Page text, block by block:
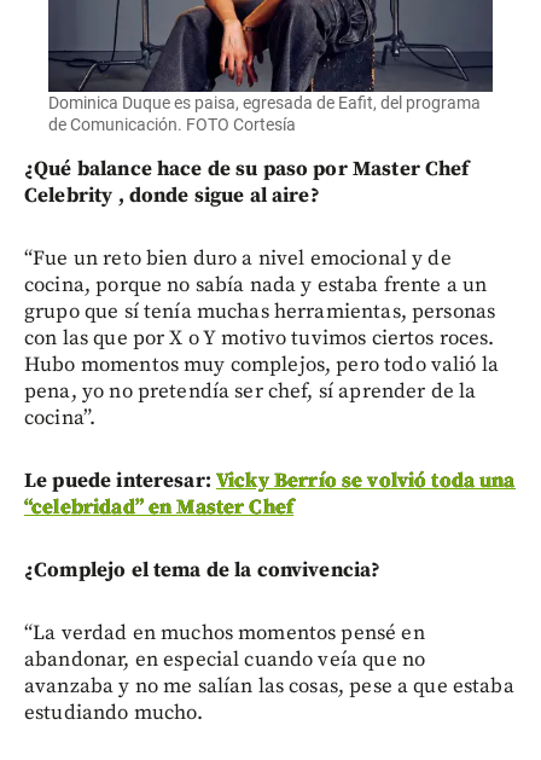
Dominica Duque es paisa, egresada de Eafit, del programa
de Comunicación. FOTO Cortesía
¿Qué balance hace de su paso por Master Chef
Celebrity , donde sigue al aire?
“Fue un reto bien duro a nivel emocional y de
cocina, porque no sabía nada y estaba frente a un
grupo que sí tenía muchas herramientas, personas
con las que por X o Y motivo tuvimos ciertos roces.
Hubo momentos muy complejos, pero todo valió la
pena, yo no pretendía ser chef, sí aprender de la
cocina”.
Le puede interesar: Vicky Berrío se volvió toda una
“celebridad” en Master Chef
¿Complejo el tema de la convivencia?
“La verdad en muchos momentos pensé en
abandonar, en especial cuando veía que no
avanzaba y no me salían las cosas, pese a que estaba
estudiando mucho.